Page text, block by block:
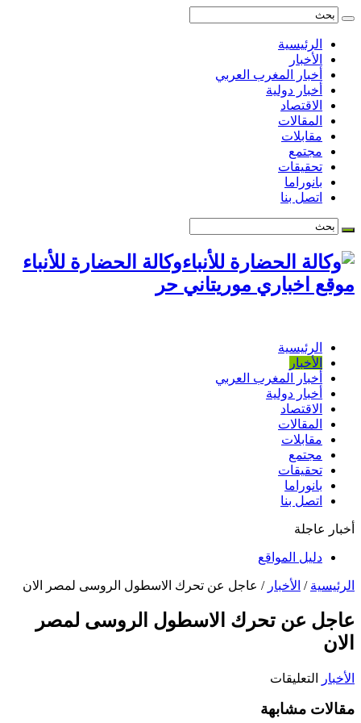
الرئيسية
الأخبار
أخبار المغرب العربي
أخبار دولية
الاقتصاد
المقالات
مقابلات
مجتمع
تحقيقات
بانوراما
اتصل بنا
وكالة الحضارة للأنباء
موقع اخباري موريتاني حر
الرئيسية
الأخبار
أخبار المغرب العربي
أخبار دولية
الاقتصاد
المقالات
مقابلات
مجتمع
تحقيقات
بانوراما
اتصل بنا
أخبار عاجلة
دليل المواقع
الرئيسية / الأخبار / عاجل عن تحرك الاسطول الروسى لمصر الان
عاجل عن تحرك الاسطول الروسى لمصر
الان
الأخبار التعليقات
عن
مقالات مشابهة